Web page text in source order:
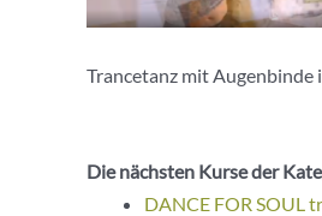
Trancetanz mit Augenbinde
Die nächsten Kurse der
DANCE FOR SOUL